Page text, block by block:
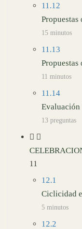
11.12
Propuestas
15 minutos
11.13
Propuestas
11 minutos
11.14
Evaluación
13 preguntas
11
12.1
Ciclicidad
5 minutos
12.2